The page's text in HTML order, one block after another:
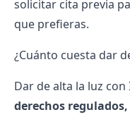
solicitar cita previa
que prefieras.
¿Cuánto cuesta dar
Dar de alta la luz
derechos regulados,